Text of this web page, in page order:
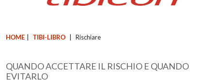
HOME TIBI-LIBRO Rischiare
QUANDO ACCETTARE IL RISCHIO E QUANDO
EVITARLO